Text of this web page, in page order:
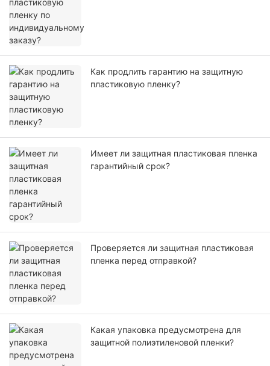
Как продлить гарантию на защитную
пластиковую пленку?
Имеет ли защитная пластиковая пленка
гарантийный срок?
Проверяется ли защитная пластиковая
пленка перед отправкой?
Какая упаковка предусмотрена для
защитной полиэтиленовой пленки?